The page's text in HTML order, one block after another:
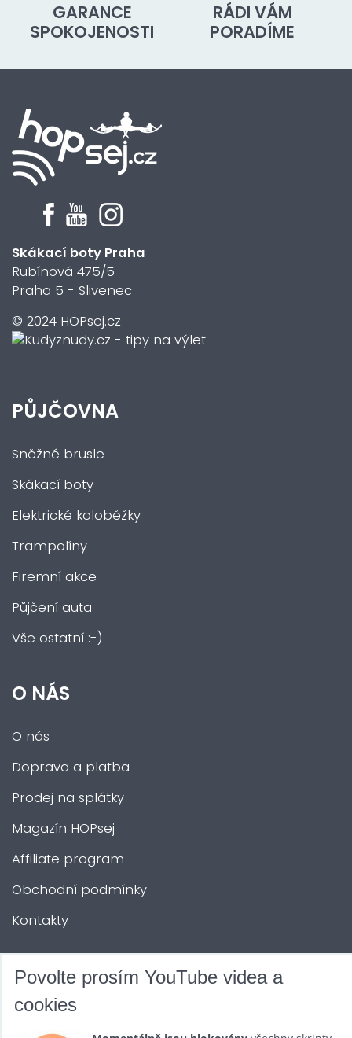
GARANCE
SPOKOJENOSTI
RÁDI VÁM
PORADÍME
Skákací boty Praha
Rubínová 475/5
Praha 5 - Slivenec
© 2024 HOPsej.cz
PŮJČOVNA
Sněžné brusle
Skákací boty
Elektrické koloběžky
Trampolíny
Firemní akce
Půjčení auta
Vše ostatní :-)
O NÁS
O nás
Doprava a platba
Prodej na splátky
Magazín HOPsej
Affiliate program
Obchodní podmínky
Kontakty
DALŠÍ SLUŽBY
Povolte prosím YouTube videa a
cookies